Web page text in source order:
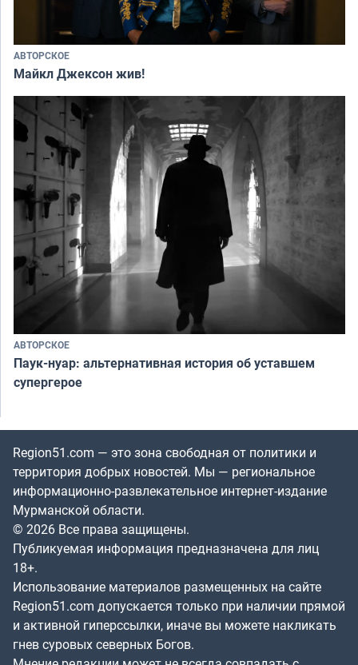
АВТОРСКОЕ
Майкл Джексон жив!
АВТОРСКОЕ
Паук-нуар: альтернативная история об уставшем
супергерое
Region51.com — это зона свободная от политики и
территория добрых новостей. Мы — региональное
информационно-развлекательное интернет-издание
Мурманской области.
© 2026 Все права защищены.
Публикуемая информация предназначена для лиц
18+.
Использование материалов размещенных на сайте
Region51.com допускается только при наличии прямой
и активной гиперссылки, иначе вы можете накликать
гнев суровых северных Богов.